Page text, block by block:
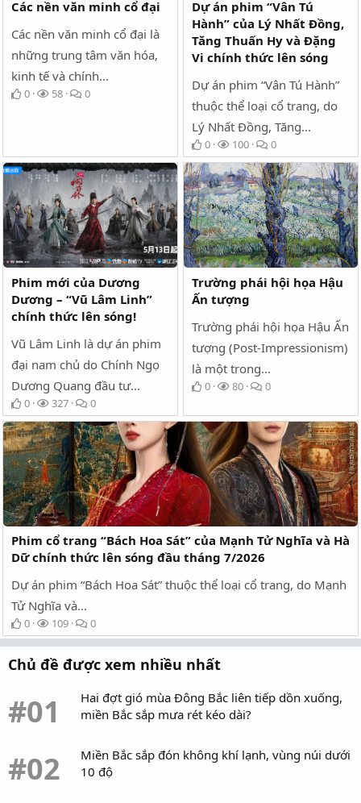
Các nền văn minh cổ đại
Các nền văn minh cổ đại là
những trung tâm văn hóa,
kinh tế và chính...
0 58 0
Dự án phim “Vân Tú
Hành” của Lý Nhất Đồng,
Tăng Thuấn Hy và Đặng
Vi chính thức lên sóng
Dự án phim “Vân Tú Hành”
thuộc thể loại cổ trang, do
Lý Nhất Đồng, Tăng...
0 100 0
Phim mới của Dương
Dương – “Vũ Lâm Linh”
chính thức lên sóng!
Vũ Lâm Linh là dự án phim
đại nam chủ do Chính Ngọ
Dương Quang đầu tư...
0 327 0
Trường phái hội họa Hậu
Ấn tượng
Trường phái hội họa Hậu Ấn
tượng (Post-Impressionism)
là một trong...
0 80 0
Phim cổ trang “Bách Hoa Sát” của Mạnh Tử Nghĩa và Hà
Dữ chính thức lên sóng đầu tháng 7/2026
Dự án phim “Bách Hoa Sát” thuộc thể loại cổ trang, do Mạnh
Tử Nghĩa và...
0 109 0
Chủ đề được xem nhiều nhất
#01
Hai đợt gió mùa Đông Bắc liên tiếp dồn xuống,
miền Bắc sắp mưa rét kéo dài?
#02
Miền Bắc sắp đón không khí lạnh, vùng núi dưới
10 độ